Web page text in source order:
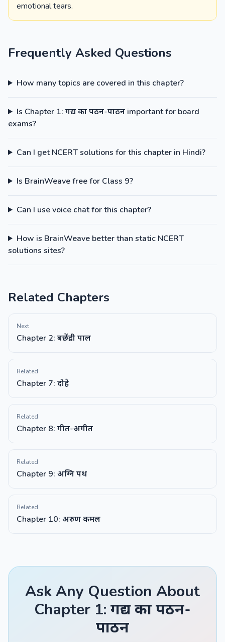
emotional tears.
Frequently Asked Questions
How many topics are covered in this chapter?
Is Chapter 1: गद्य का पठन-पाठन important for board
exams?
Can I get NCERT solutions for this chapter in Hindi?
Is BrainWeave free for Class 9?
Can I use voice chat for this chapter?
How is BrainWeave better than static NCERT
solutions sites?
Related Chapters
Next
Chapter 2: बछेंद्री पाल
Related
Chapter 7: दोहे
Related
Chapter 8: गीत-अगीत
Related
Chapter 9: अग्नि पथ
Related
Chapter 10: अरुण कमल
Ask Any Question About
Chapter 1: गद्य का पठन-
पाठन